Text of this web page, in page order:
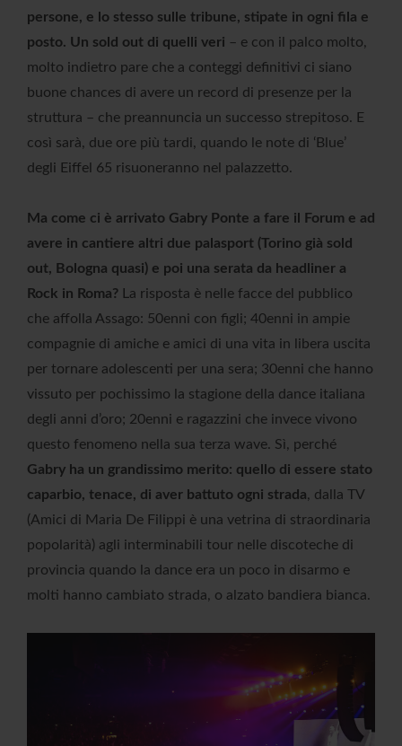
persone, e lo stesso sulle tribune, stipate in ogni fila e
posto. Un sold out di quelli veri – e con il palco molto,
molto indietro pare che a conteggi definitivi ci siano
buone chances di avere un record di presenze per la
struttura – che preannuncia un successo strepitoso. E
così sarà, due ore più tardi, quando le note di ‘Blue’
degli Eiffel 65 risuoneranno nel palazzetto.
Ma come ci è arrivato Gabry Ponte a fare il Forum e ad
avere in cantiere altri due palasport (Torino già sold
out, Bologna quasi) e poi una serata da headliner a
Rock in Roma? La risposta è nelle facce del pubblico
che affolla Assago: 50enni con figli; 40enni in ampie
compagnie di amiche e amici di una vita in libera uscita
per tornare adolescenti per una sera; 30enni che hanno
vissuto per pochissimo la stagione della dance italiana
degli anni d’oro; 20enni e ragazzini che invece vivono
questo fenomeno nella sua terza wave. Sì, perché
Gabry ha un grandissimo merito: quello di essere stato
caparbio, tenace, di aver battuto ogni strada, dalla TV
(Amici di Maria De Filippi è una vetrina di straordinaria
popolarità) agli interminabili tour nelle discoteche di
provincia quando la dance era un poco in disarmo e
molti hanno cambiato strada, o alzato bandiera bianca.